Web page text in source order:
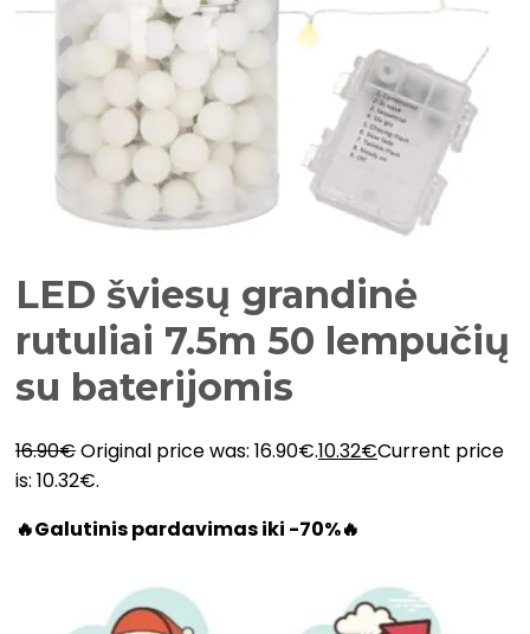
LED šviesų grandinė
rutuliai 7.5m 50 lempučių
su baterijomis
16.90€Original price was: 16.90€.10.32€Current price
is: 10.32€.
🔥Galutinis pardavimas iki -70%🔥